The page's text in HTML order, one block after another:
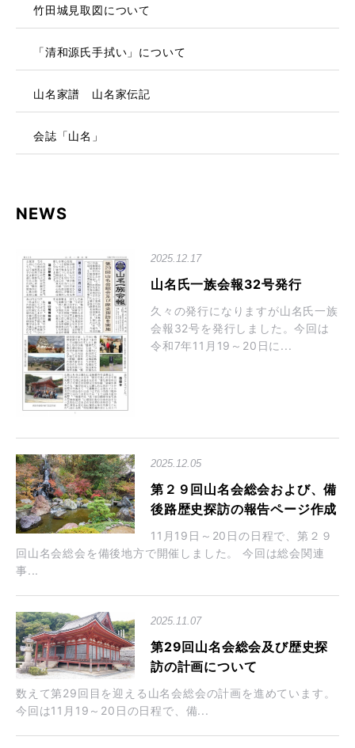
竹田城見取図について
「清和源氏手拭い」について
山名家譜 山名家伝記
会誌「山名」
NEWS
2025.12.17
山名氏一族会報32号発行
久々の発行になりますが山名氏一族
会報32号を発行しました。今回は
令和7年11月19～20日に...
2025.12.05
第２９回山名会総会および、備
後路歴史探訪の報告ページ作成
11月19日～20日の日程で、第２９
回山名会総会を備後地方で開催しました。 今回は総会関連
事...
2025.11.07
第29回山名会総会及び歴史探
訪の計画について
数えて第29回目を迎える山名会総会の計画を進めています。
今回は11月19～20日の日程で、備...